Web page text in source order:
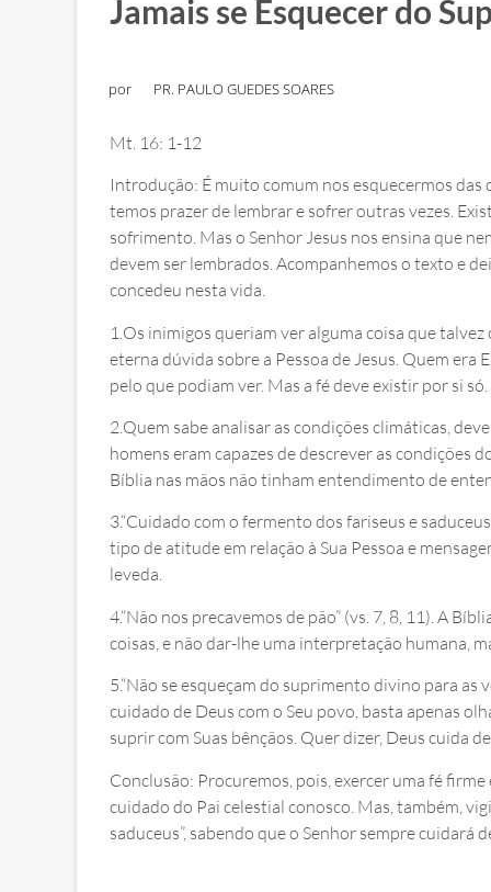
Jamais se Esquecer do
por PR. PAULO GUEDES SOARES
Mt. 16: 1-12
Introdução: É muito comum nos esquecermos das
temos prazer de lembrar e sofrer outras vezes.
sofrimento. Mas o Senhor Jesus nos ensina que
devem ser lembrados. Acompanhemos o texto e
concedeu nesta vida.
1.Os inimigos queriam ver alguma coisa que
eterna dúvida sobre a Pessoa de Jesus. Quem era
pelo que podiam ver. Mas a fé deve existir por si
2.Quem sabe analisar as condições climáticas,
homens eram capazes de descrever as condições
Bíblia nas mãos não tinham entendimento de
3.“Cuidado com o fermento dos fariseus e
tipo de atitude em relação à Sua Pessoa e
leveda.
4.“Não nos precavemos de pão” (vs. 7, 8, 11). A
coisas, e não dar-lhe uma interpretação humana,
5.“Não se esqueçam do suprimento divino para as
cuidado de Deus com o Seu povo, basta apenas
suprir com Suas bênçãos. Quer dizer, Deus cuida
Conclusão: Procuremos, pois, exercer uma fé
cuidado do Pai celestial conosco. Mas, também,
saduceus”, sabendo que o Senhor sempre cuidará